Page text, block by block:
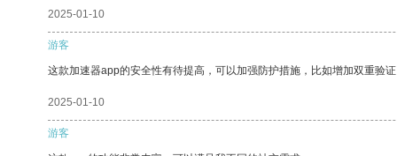
2025-01-10
游客
这款加速器app的安全性有待提高，可以加强防护措施，比如增加双重验
2025-01-10
游客